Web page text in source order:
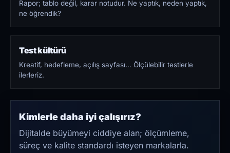
Rapor; tablo değil, karar notudur. Ne yaptık, neden yaptık,
ne öğrendik?
Test kültürü
Kreatif, hedefleme, açılış sayfası… Ölçülebilir testlerle
ilerleriz.
Kimlerle daha iyi çalışırız?
Dijitalde büyümeyi ciddiye alan; ölçümleme,
süreç ve kalite standardı isteyen markalarla.